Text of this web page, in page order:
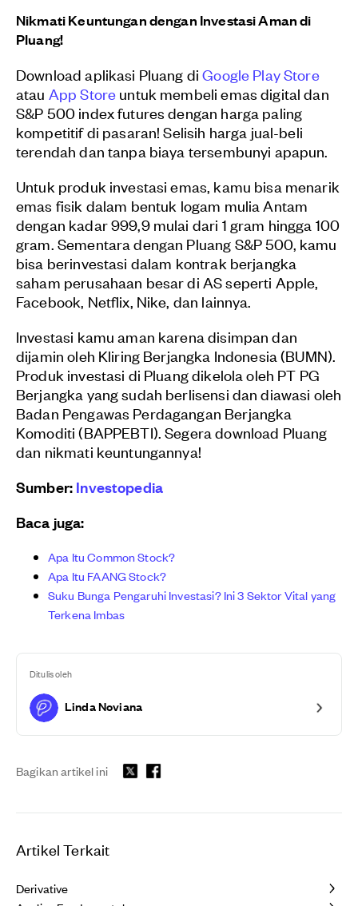
Nikmati Keuntungan dengan Investasi Aman di
Pluang!
Download aplikasi Pluang diGoogle Play Store
atau App Store untuk membeli emas digital dan
S&P 500 index futures dengan harga paling
kompetitif di pasaran! Selisih harga jual-beli
terendah dan tanpa biaya tersembunyi apapun.
Untuk produk investasi emas, kamu bisa menarik
emas fisik dalam bentuk logam mulia Antam
dengan kadar 999,9 mulai dari 1 gram hingga 100
gram. Sementara dengan Pluang S&P 500, kamu
bisa berinvestasi dalam kontrak berjangka
saham perusahaan besar di AS seperti Apple,
Facebook, Netflix, Nike, dan lainnya.
Investasi kamu aman karena disimpan dan
dijamin oleh Kliring Berjangka Indonesia (BUMN).
Produk investasi di Pluang dikelola oleh PT PG
Berjangka yang sudah berlisensi dan diawasi oleh
Badan Pengawas Perdagangan Berjangka
Komoditi (BAPPEBTI). Segera download Pluang
dan nikmati keuntungannya!
Sumber:Investopedia
Baca juga:
Apa Itu Common Stock?
Apa Itu FAANG Stock?
Suku Bunga Pengaruhi Investasi? Ini 3 Sektor Vital yang
Terkena Imbas
Ditulis oleh
Linda Noviana
Bagikan artikel ini
Artikel Terkait
Derivative